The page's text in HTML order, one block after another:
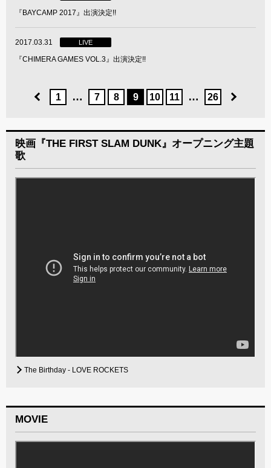
『BAYCAMP 2017』出演決定!!
2017.03.31 LIVE
『CHIMERA GAMES VOL.3』出演決定!!
1 … 7 8 9 10 11 … 26
映画『THE FIRST SLAM DUNK』オープニング主題
歌
The Birthday - LOVE ROCKETS
MOVIE